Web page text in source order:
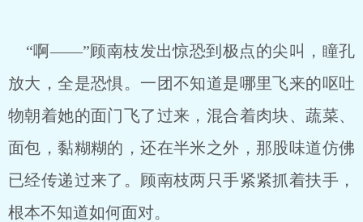
“啊——”顾南枝发出惊恐到极点的尖叫，瞳孔
放大，全是恐惧。一团不知道是哪里飞来的呕吐
物朝着她的面门飞了过来，混合着肉块、蔬菜、
面包，黏糊糊的，还在半米之外，那股味道仿佛
已经传递过来了。顾南枝两只手紧紧抓着扶手，
根本不知道如何面对。